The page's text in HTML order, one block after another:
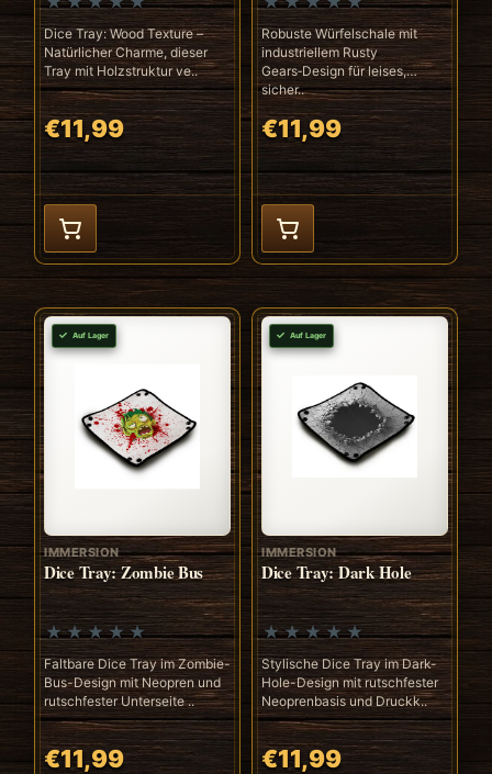
Dice Tray: Wood Texture –
Natürlicher Charme, dieser
Tray mit Holzstruktur ve..
€11,99
Robuste Würfelschale mit
industriellem Rusty
Gears‑Design für leises,
sicher..
€11,99
Auf Lager
IMMERSION
Dice Tray: Zombie Bus
Faltbare Dice Tray im Zombie-
Bus-Design mit Neopren und
rutschfester Unterseite ..
€11,99
Auf Lager
IMMERSION
Dice Tray: Dark Hole
Stylische Dice Tray im Dark-
Hole-Design mit rutschfester
Neoprenbasis und Druckk..
€11,99